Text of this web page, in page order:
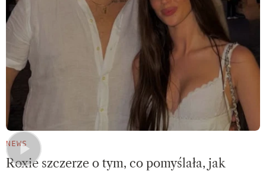
NEWS
Roxie szczerze o tym, co pomyślała, jak